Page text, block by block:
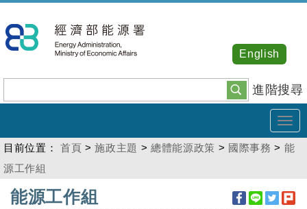
到
主
內
容
進階搜尋
English
目前位置： 首頁 >施政主題 >總體能源政策 > 國際事務 > 能
源工作組
:::
能源工作組